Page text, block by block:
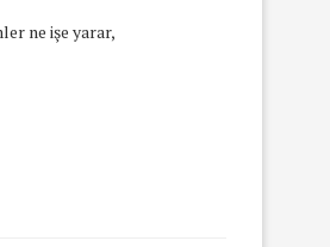
ne işe yarar,